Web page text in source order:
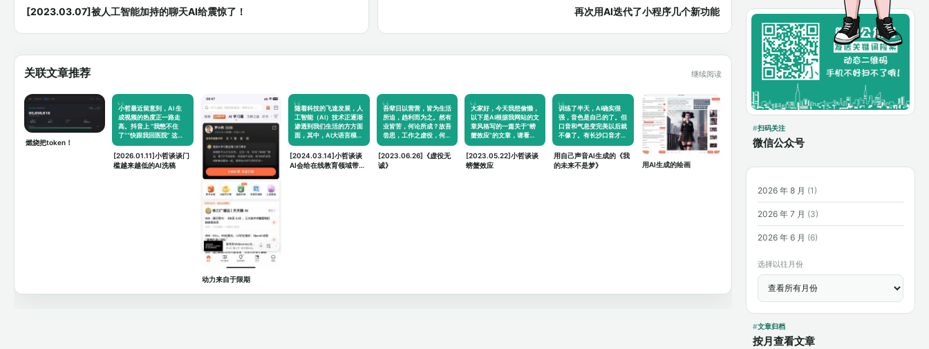
扫码关注
微信公众号
2026 年 8 月 (1)
2026 年 7 月 (3)
2026 年 6 月 (6)
选择以往月份
文章归档
按月查看文章
[2023.03.07]被人工智能加持的聊天AI给震惊了！ 再次用AI迭代了小程序几个新功能
关联文章推荐 继续阅读
燃烧把token！
小哲最近留意到，AI 生
成视频的热度正一路走
高。抖音上 “我憋不住
了”“快跟我回医院” 这类
[2026.01.11]小哲谈谈门
槛越来越低的AI洗稿
动力来自于限期
随着科技的飞速发展，人
工智能（AI）技术正逐渐
渗透到我们生活的方方面
面，其中，AI大语言模…
[2024.03.14]小哲谈谈
AI会给在线教育领域带来
吾辈日以营营，皆为生活
所迫，趋利而为之。然有
业皆苦，何论所成？故吾
尝思，工作之虚役，何…
[2023.06.26]《虚役无
诚》
大家好，今天我想偷懒，
以下是AI根据我网站的文
章风格写的一篇关于“螃
蟹效应”的文章，请看！
[2023.05.22]小哲谈谈
螃蟹效应
训练了半天，AI确实很
强，音色是自己的了。但
口音和气息变完美以后就
不像了。有长沙口音才
用自己声音AI生成的《我
的未来不是梦》
用AI生成的绘画